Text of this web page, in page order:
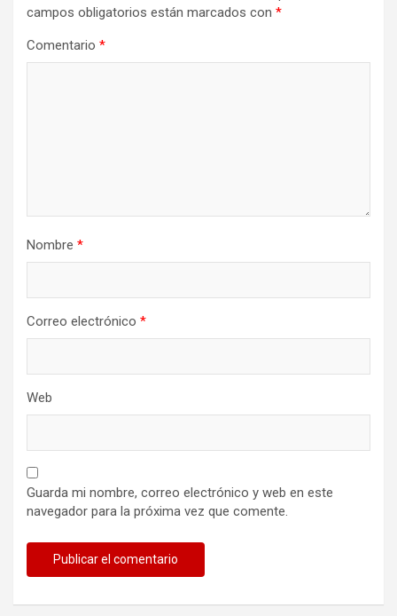
campos obligatorios están marcados con *
Comentario *
Nombre *
Correo electrónico *
Web
Guarda mi nombre, correo electrónico y web en este
navegador para la próxima vez que comente.